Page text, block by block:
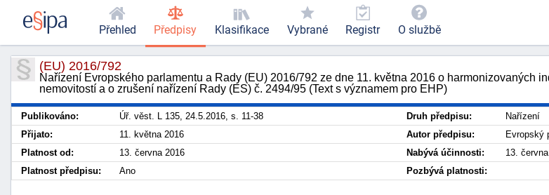
(EU) 2016/792
Nařízení Evropského parlamentu a Rady (EU) 2016/792 ze dne 11. května 2016 o harmonizovaných
nemovitostí a o zrušení nařízení Rady (ES) č. 2494/95 (Text s významem pro EHP)
Publikováno: Úř. věst. L 135, 24.5.2016, s. 11-38 Druh předpisu:
Nařízení
Přijato:
11. května 2016 Autor předpisu:
Evropský
Platnost od:
13. června 2016 Nabývá účinnosti:
13.
Platnost předpisu:
Ano Pozbývá platnosti:
Přehled Předpisy Klasifikace Vybrané Registr O službě